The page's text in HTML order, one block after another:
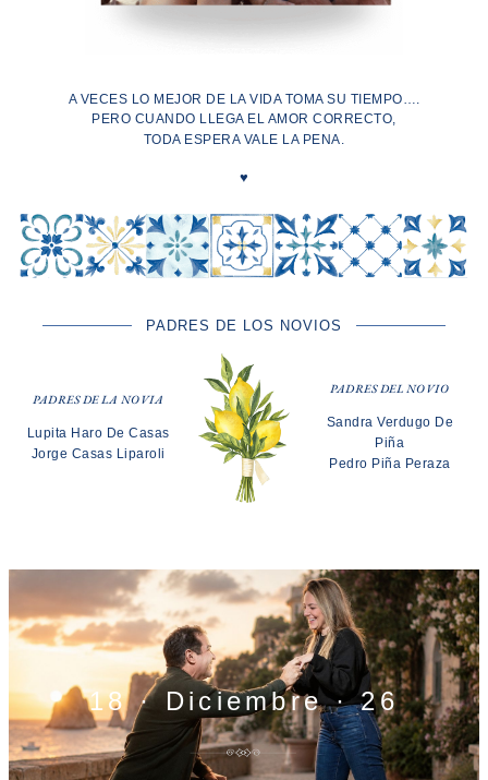
A VECES LO MEJOR DE LA VIDA TOMA SU TIEMPO….
PERO CUANDO LLEGA EL AMOR CORRECTO,
TODA ESPERA VALE LA PENA.
♥︎
PADRES DE LOS NOVIOS
PADRES DE LA NOVIA
Lupita Haro De Casas
Jorge Casas Liparoli
PADRES DEL NOVIO
Sandra Verdugo De
Piña
Pedro Piña Peraza
18 · Diciembre · 26